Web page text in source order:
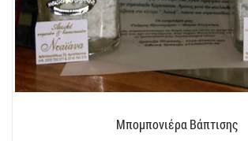
Μπομπονιέρα Βάπτισης